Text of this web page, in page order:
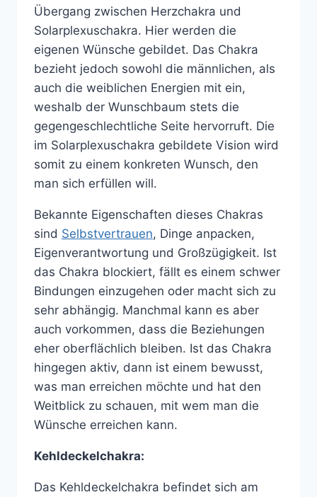
Übergang zwischen Herzchakra und
Solarplexuschakra. Hier werden die
eigenen Wünsche gebildet. Das Chakra
bezieht jedoch sowohl die männlichen, als
auch die weiblichen Energien mit ein,
weshalb der Wunschbaum stets die
gegengeschlechtliche Seite hervorruft. Die
im Solarplexuschakra gebildete Vision wird
somit zu einem konkreten Wunsch, den
man sich erfüllen will.
Bekannte Eigenschaften dieses Chakras
sind Selbstvertrauen, Dinge anpacken,
Eigenverantwortung und Großzügigkeit. Ist
das Chakra blockiert, fällt es einem schwer
Bindungen einzugehen oder macht sich zu
sehr abhängig. Manchmal kann es aber
auch vorkommen, dass die Beziehungen
eher oberflächlich bleiben. Ist das Chakra
hingegen aktiv, dann ist einem bewusst,
was man erreichen möchte und hat den
Weitblick zu schauen, mit wem man die
Wünsche erreichen kann.
Kehldeckelchakra:
Das Kehldeckelchakra befindet sich am